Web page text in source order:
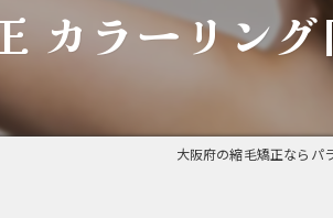
カラーリン
大阪府の縮毛矯正ならパ